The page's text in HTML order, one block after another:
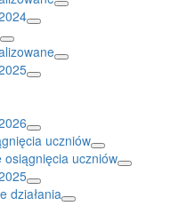
uczniów
osiągnięcia uczniów
działania